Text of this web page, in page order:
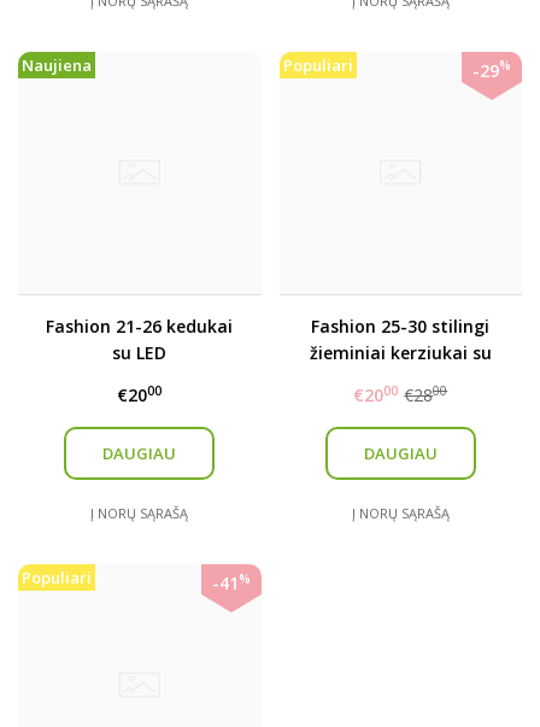
Naujiena
Fashion 21-26 kedukai
su LED
€2000
DAUGIAU
Į NORŲ SĄRAŠĄ
Populiari -29%
Fashion 25-30 stilingi
žieminiai kerziukai su
€2000 €2800
DAUGIAU
Į NORŲ SĄRAŠĄ
Populiari -41 %